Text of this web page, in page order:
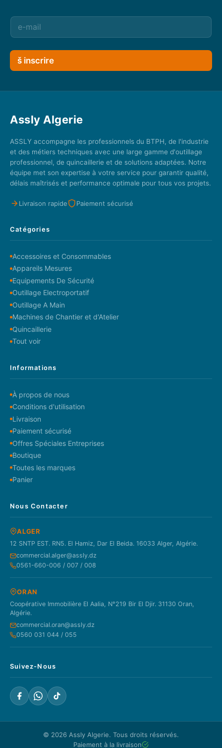
š inscrire
Assly Algerie
ASSLY accompagne les professionnels du BTPH, de l'industrie
et des métiers techniques avec une large gamme d'outillage
professionnel, de quincaillerie et de solutions adaptées. Notre
équipe met son expertise à votre service pour garantir qualité,
délais maîtrisés et performance optimale pour tous vos projets.
Livraison rapide Paiement sécurisé
Catégories
Accessoires et Consommables
Appareils Mesures
Equipements De Sécurité
Outillage Electroportatif
Outillage A Main
Machines de Chantier et d'Atelier
Quincaillerie
Tout voir
Informations
À propos de nous
Conditions d'utilisation
Livraison
Paiement sécurisé
Offres Spéciales Entreprises
Boutique
Toutes les marques
Panier
Nous Contacter
ALGER
12 SNTP EST. RN5. El Hamiz, Dar El Beida. 16033 Alger, Algérie.
commercial.alger@assly.dz
0561-660-006 / 007 / 008
ORAN
Coopérative Immobilière El Aalia, N°219 Bir El Djir. 31130 Oran,
Algérie.
commercial.oran@assly.dz
0560 031 044 / 055
Suivez-Nous
© 2026 Assly Algerie. Tous droits réservés.
Paiement à la livraison